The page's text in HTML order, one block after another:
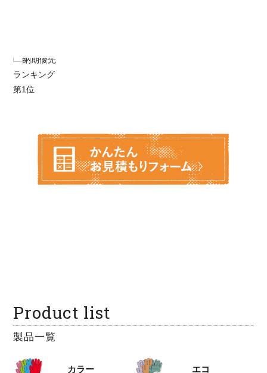
Product list
製品一覧
カラー エコ